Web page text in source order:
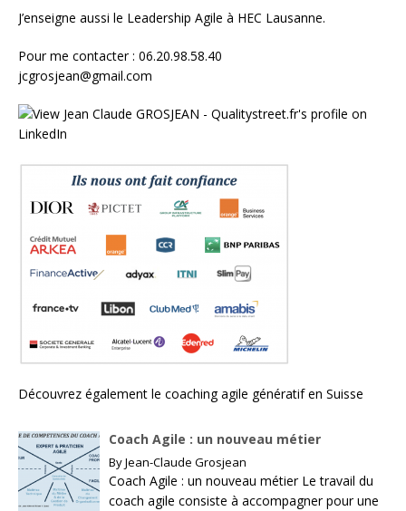
J’enseigne aussi le Leadership Agile à HEC Lausanne.
Pour me contacter : 06.20.98.58.40
jcgrosjean@gmail.com
Découvrez également le coaching agile génératif en Suisse
Coach Agile : un nouveau métier
ByJean-Claude Grosjean
Coach Agile : un nouveau métier Le travail du
coach agile consiste à accompagner pour une